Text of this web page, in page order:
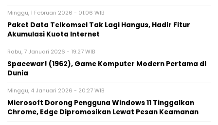
Minggu, 1 Februari 2026 - 01:06 WIB
Paket Data Telkomsel Tak Lagi Hangus, Hadir Fitur
Akumulasi Kuota Internet
Rabu, 7 Januari 2026 - 19:27 WIB
Spacewar! (1962), Game Komputer Modern Pertama di
Dunia
Minggu, 4 Januari 2026 - 20:27 WIB
Microsoft Dorong Pengguna Windows 11 Tinggalkan
Chrome, Edge Dipromosikan Lewat Pesan Keamanan